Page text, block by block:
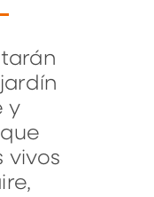
y
vivos